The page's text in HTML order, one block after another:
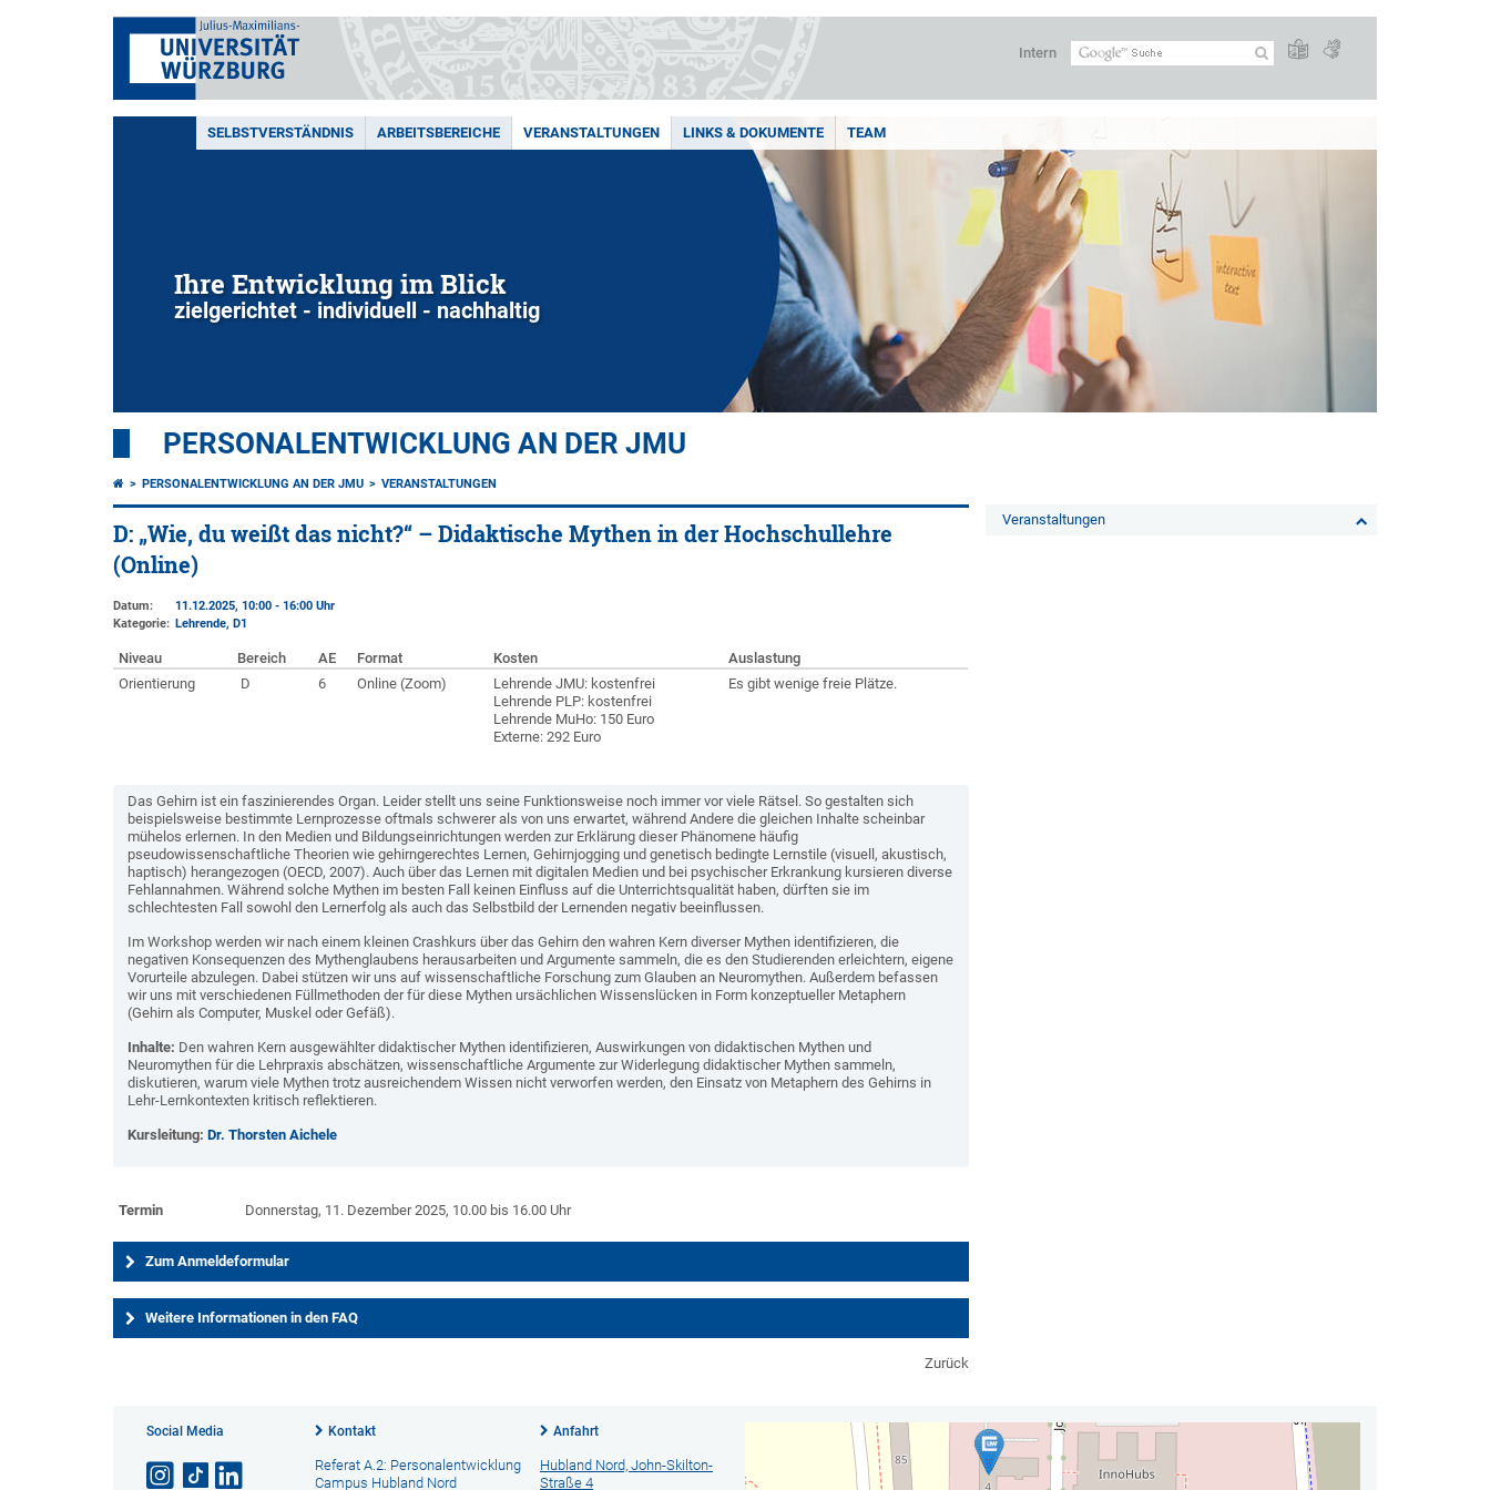
Intern
SELBSTVERSTÄNDNIS ARBEITSBEREICHE VERANSTALTUNGEN LINKS & DOKUMENTE TEAM
Ihre Entwicklung im Blick
zielgerichtet - individuell - nachhaltig
PERSONALENTWICKLUNG AN DER JMU
PERSONALENTWICKLUNG AN DER JMU VERANSTALTUNGEN
D: „Wie, du weißt das nicht?“ – Didaktische Mythen in der Hochschullehre
(Online)
Datum:
11.12.2025, 10:00 - 16:00 Uhr
Kategorie: Lehrende, D1
Niveau Bereich AE Format Kosten
Auslastung
Orientierung
D 6 Online (Zoom)
Lehrende JMU: kostenfrei
Lehrende PLP: kostenfrei
Lehrende MuHo: 150 Euro
Externe: 292 Euro
Es gibt wenige freie Plätze.
Das Gehirn ist ein faszinierendes Organ. Leider stellt uns seine Funktionsweise noch immer vor viele Rätsel. So gestalten sich
beispielsweise bestimmte Lernprozesse oftmals schwerer als von uns erwartet, während Andere die gleichen Inhalte scheinbar
mühelos erlernen. In den Medien und Bildungseinrichtungen werden zur Erklärung dieser Phänomene häufig
pseudowissenschaftliche Theorien wie gehirngerechtes Lernen, Gehirnjogging und genetisch bedingte Lernstile (visuell, akustisch,
haptisch) herangezogen (OECD, 2007). Auch über das Lernen mit digitalen Medien und bei psychischer Erkrankung kursieren diverse
Fehlannahmen. Während solche Mythen im besten Fall keinen Einfluss auf die Unterrichtsqualität haben, dürften sie im
schlechtesten Fall sowohl den Lernerfolg als auch das Selbstbild der Lernenden negativ beeinflussen.
Im Workshop werden wir nach einem kleinen Crashkurs über das Gehirn den wahren Kern diverser Mythen identifizieren, die
negativen Konsequenzen des Mythenglaubens herausarbeiten und Argumente sammeln, die es den Studierenden erleichtern, eigene
Vorurteile abzulegen. Dabei stützen wir uns auf wissenschaftliche Forschung zum Glauben an Neuromythen. Außerdem befassen
wir uns mit verschiedenen Füllmethoden der für diese Mythen ursächlichen Wissenslücken in Form konzeptueller Metaphern
(Gehirn als Computer, Muskel oder Gefäß).
Inhalte: Den wahren Kern ausgewählter didaktischer Mythen identifizieren, Auswirkungen von didaktischen Mythen und
Neuromythen für die Lehrpraxis abschätzen, wissenschaftliche Argumente zur Widerlegung didaktischer Mythen sammeln,
diskutieren, warum viele Mythen trotz ausreichendem Wissen nicht verworfen werden, den Einsatz von Metaphern des Gehirns in
Lehr-Lernkontexten kritisch reflektieren.
Kursleitung: Dr. Thorsten Aichele
Termin Donnerstag, 11. Dezember 2025, 10.00 bis 16.00 Uhr
Zum Anmeldeformular
Weitere Informationen in den FAQ
Zurück
Veranstaltungen
Social Media Kontakt
Referat A.2: Personalentwicklung
Campus Hubland Nord
Anfahrt
Hubland Nord, John-Skilton-
Straße 4